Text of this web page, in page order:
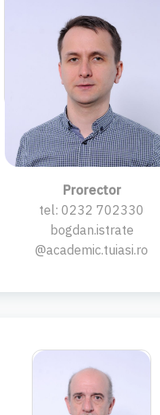
PROF.UNIV.AB.DR.ING.
Bogdan Istrate
Prorector
tel: 0232 702330
bogdan.istrate
@academic.tuiasi.ro